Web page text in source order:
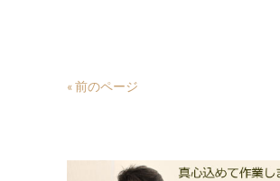
« 前のページ